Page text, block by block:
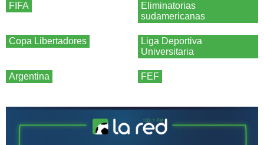
FIFA
Eliminatorias
sudamericanas
Copa Libertadores
Liga Deportiva
Universitaria
Argentina FEF